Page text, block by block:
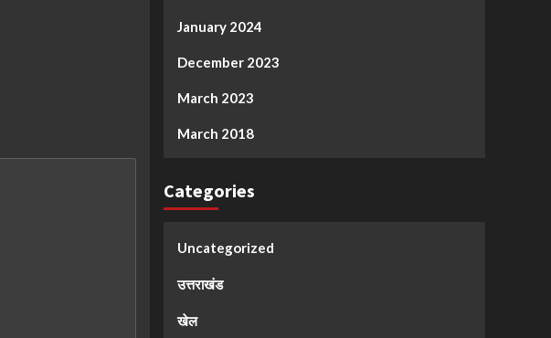
January 2024
December 2023
March 2023
March 2018
Categories
Uncategorized
उत्तराखंड
खेल